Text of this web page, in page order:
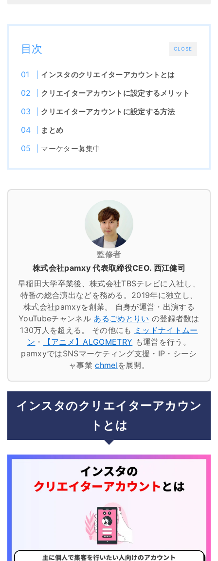
CLOSE
目次
インスタのクリエイターアカウントとは
クリエイターアカウントに設定するメリット
クリエイターアカウントに設定する方法
まとめ
マーケター募集中
監修者
株式会社pamxy 代表取締役CEO. 西江健司
早稲田大学卒業後、株式会社TBSテレビに入社し、
特番の総合演出などを務める。2019年に独立し、
株式会社pamxyを創業。
自身が運営・出演する
YouTubeチャンネル あるごめとりい の登録者数は
130万人を超える。
その他にも ミッドナイトムー
ン ・ 【アニメ】ALGOMETRY も運営を行う。
pamxyではSNSマーケティング支援・IP・シーシ
ャ事業chmel を展開。
インスタのクリエイターアカウン
トとは